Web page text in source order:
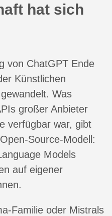
hat sich
von ChatGPT Ende
Künstlichen
Was
großer Anbieter
verfügbar war, gibt
Source-Modell:
Models
auf eigener
Familie oder Mistrals